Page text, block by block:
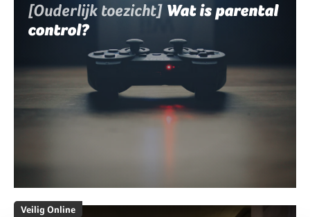
[Ouderlijk toezicht] Wat is parental
control?
Veilig Online